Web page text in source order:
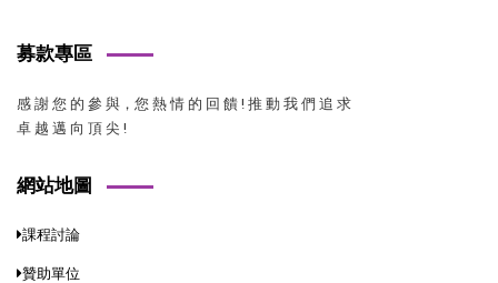
募款專區
感 謝 您 的 參 與，您 熱 情 的 回 饋 ! 推 動 我 們 追 求
卓 越 邁 向 頂 尖 !
網站地圖
課程討論
贊助單位